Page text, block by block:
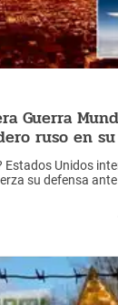
Guerra
ruso en
Estados Unidos
su defensa